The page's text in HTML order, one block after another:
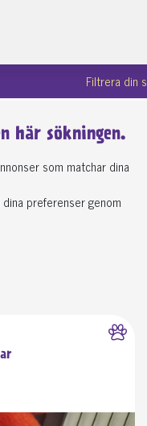
Filtrera din
här sökningen.
som matchar dina
preferenser genom